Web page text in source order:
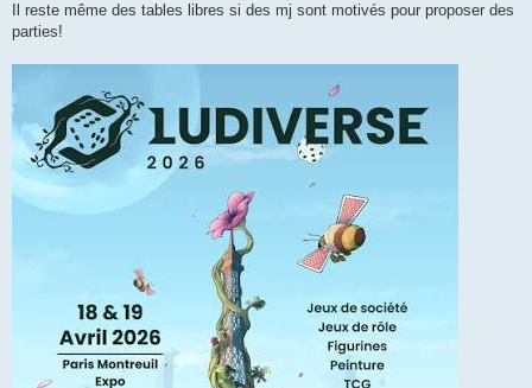
Il reste même des tables libres si des mj sont motivés pour proposer des
parties!